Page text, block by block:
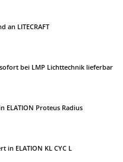
an LITECRAFT
sofort bei LMP Lichttechnik lieferbar
ELATION Proteus Radius
in ELATION KL CYC L